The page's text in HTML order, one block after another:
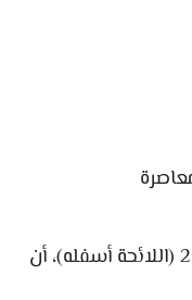
برسم الموسم الجامعي 2026/2025 (اللائحة أسفله)، أن